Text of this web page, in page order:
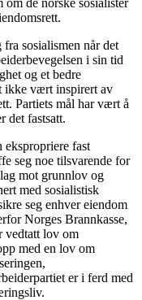
sosialismen når det
i sin tid
og et bedre
ikke vært inspirert av
Partiets mål har vært å
det fastsatt.
ekspropriere fast
seg noe tilsvarende for
mot grunnlov og
med sosialistisk
seg enhver eiendom
Norges Brannkasse,
vedtatt lov om
med en lov om
er i ferd med